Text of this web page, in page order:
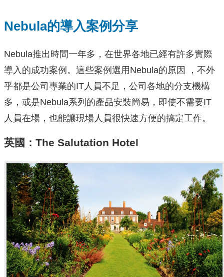
Nebula的導入案例分享
Nebula推出時間一年多，在世界各地已經有許多實際
導入的成功案例。這些案例選用Nebula的原因 ，不外
乎都是公司專業的IT人員不足，公司各地的分支機構
多，或是Nebula系列的產品安裝簡易，即使不需要IT
人員在場，也能讓現場人員很快速方便的搞定工作。
英國：The Salutation Hotel